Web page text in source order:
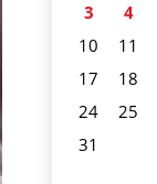
3
4
10
11
17
18
24
25
31